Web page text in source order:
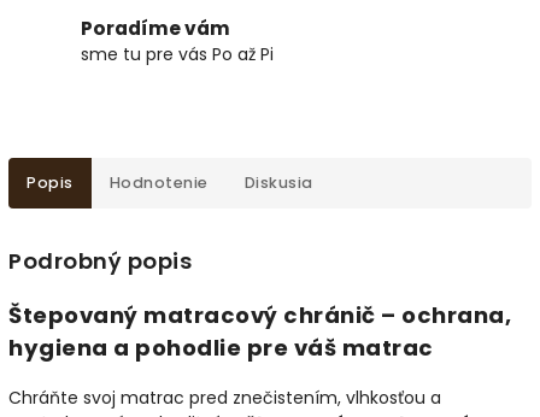
Poradíme vám
sme tu pre vás Po až Pi
Popis Hodnotenie Diskusia
Podrobný popis
Štepovaný matracový chránič – ochrana,
hygiena a pohodlie pre váš matrac
Chráňte svoj matrac pred znečistením, vlhkosťou a